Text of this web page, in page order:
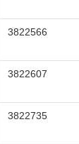
3822566
3822607
3822735